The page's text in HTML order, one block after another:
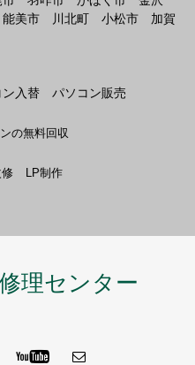
美市 川北町 小松市 加賀
入替 パソコン販売
の無料回収
LP制作
理センター